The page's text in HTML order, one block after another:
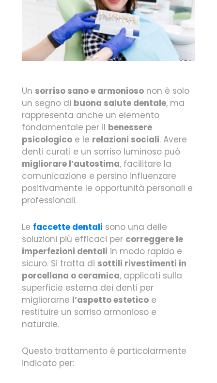
Un sorriso sano e armonioso non è solo
un segno di buona salute dentale, ma
rappresenta anche un elemento
fondamentale per il benessere
psicologico e le relazioni sociali. Avere
denti curati e un sorriso luminoso può
migliorare l’autostima, facilitare la
comunicazione e persino influenzare
positivamente le opportunità personali e
professionali.
Le faccette dentali sono una delle
soluzioni più efficaci per correggere le
imperfezioni dentali in modo rapido e
sicuro. Si tratta di sottili rivestimenti in
porcellana o ceramica, applicati sulla
superficie esterna dei denti per
migliorarne l’aspetto estetico e
restituire un sorriso armonioso e
naturale.
Questo trattamento è particolarmente
indicato per: